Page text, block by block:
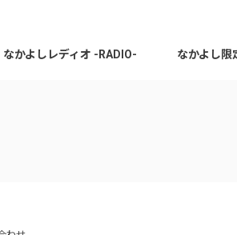
なかよしレディオ -RADIO- なかよし限